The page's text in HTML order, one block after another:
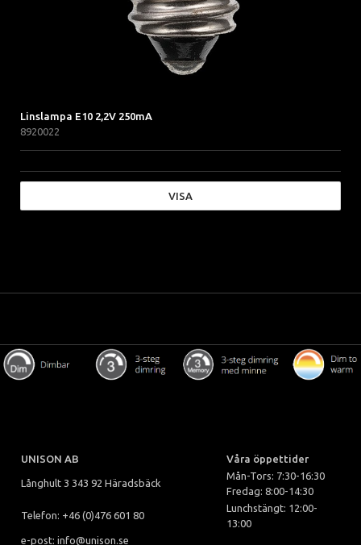
Linslampa E10 2,2V 250mA
8920022
VISA
UNISON AB Våra öppettider
Långhult 3 343 92 Häradsbäck
Mån-Tors: 7:30-16:30
Fredag: 8:00-14:30
Telefon: +46 (0)476 601 80
Lunchstängt: 12:00-
13:00
e-post: info@unison.se